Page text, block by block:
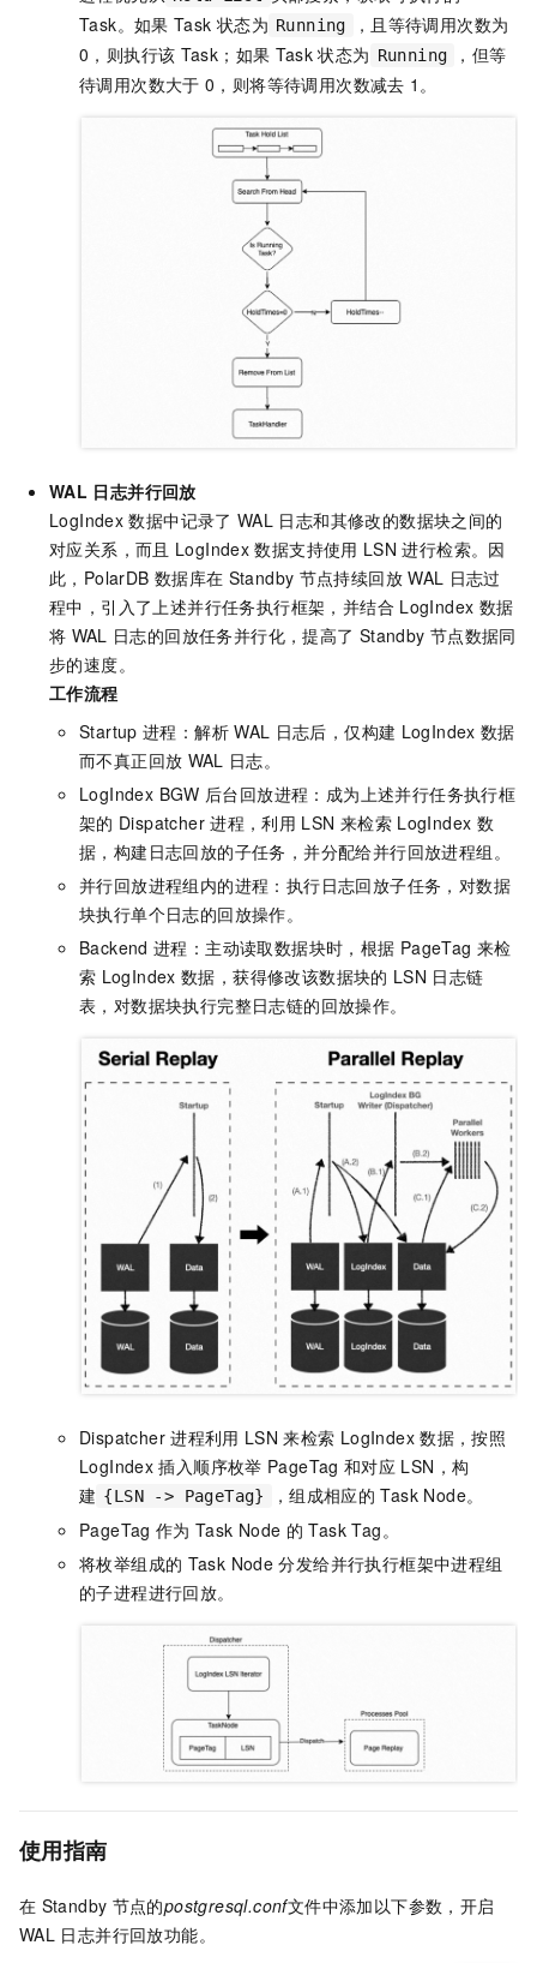
Task。如果 Task 状态为 Running
，且等待调用次数为
0，则执行该 Task；如果 Task 状态为 Running
，但等
待调用次数大于 0，则将等待调用次数减去 1。
WAL 日志并行回放
LogIndex 数据中记录了 WAL 日志和其修改的数据块之间的
对应关系，而且 LogIndex 数据支持使用 LSN 进行检索。因
此， PolarDB 数据库在 Standby 节点持续回放 WAL 日志过
程中，引入了上述并行任务执行框架，并结合 LogIndex 数据
将 WAL 日志的回放任务并行化，提高了 Standby 节点数据同
步的速度。
工作流程
Startup 进程：解析 WAL 日志后，仅构建 LogIndex 数据
而不真正回放 WAL 日志。
LogIndex BGW 后台回放进程：成为上述并行任务执行框
架的 Dispatcher 进程，利用 LSN 来检索 LogIndex 数
据，构建日志回放的子任务，并分配给并行回放进程组。
并行回放进程组内的进程：执行日志回放子任务，对数据
块执行单个日志的回放操作。
Backend 进程：主动读取数据块时，根据 PageTag 来检
索 LogIndex 数据，获得修改该数据块的 LSN 日志链
表，对数据块执行完整日志链的回放操作。
Dispatcher 进程利用 LSN 来检索 LogIndex 数据，按照
LogIndex 插入顺序枚举 PageTag 和对应 LSN，构
建 {LSN -> PageTag} ，组成相应的 Task Node。
PageTag 作为 Task Node 的 Task Tag。
将枚举组成的 Task Node 分发给并行执行框架中进程组
的子进程进行回放。
使用指南
在 Standby 节点的postgresql.conf文件中添加以下参数，开启
WAL 日志并行回放功能。